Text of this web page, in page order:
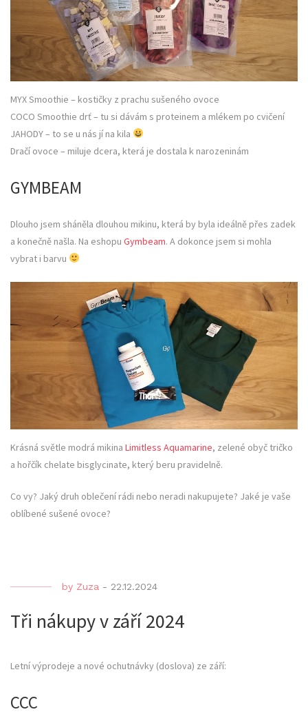
MYX Smoothie – kostičky z prachu sušeného ovoce
COCO Smoothie drť – tu si dávám s proteinem a mlékem po cvičení
JAHODY – to se u nás jí na kila
Dračí ovoce – miluje dcera, která je dostala k narozeninám
GYMBEAM
Dlouho jsem sháněla dlouhou mikinu, která by byla ideálně přes zadek
a konečně našla. Na eshopu Gymbeam. A dokonce jsem si mohla
vybrat i barvu
Krásná světle modrá mikina Limitless Aquamarine, zelené obyč tričko
a hořčík chelate bisglycinate, který beru pravidelně.
Co vy? Jaký druh oblečení rádi nebo neradi nakupujete? Jaké je vaše
oblíbené sušené ovoce?
by Zuza - 22.12.2024
Tři nákupy v září 2024
Letní výprodeje a nové ochutnávky (doslova) ze září:
CCC